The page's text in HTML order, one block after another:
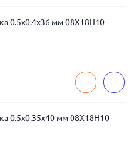
0.5x0.4x36 мм 08Х18Н10
0.5x0.35x40 мм 08Х18Н10